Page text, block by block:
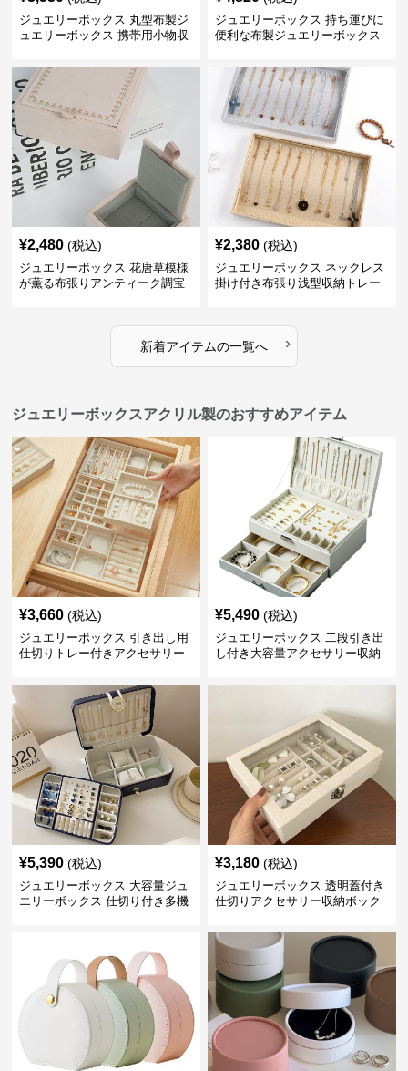
ジュエリーボックス 丸型布製ジ
ュエリーボックス 携帯用小物収
ジュエリーボックス 持ち運びに
便利な布製ジュエリーボックス
¥2,480 (税込)
ジュエリーボックス 花唐草模様
が薫る布張りアンティーク調宝
¥2,380 (税込)
ジュエリーボックス ネックレス
掛け付き布張り浅型収納トレー
新着アイテムの一覧へ ›
ジュエリーボックスアクリル製のおすすめアイテム
¥3,660 (税込)
ジュエリーボックス 引き出し用
仕切りトレー付きアクセサリー
¥5,490 (税込)
ジュエリーボックス 二段引き出
し付き大容量アクセサリー収納
¥5,390 (税込)
ジュエリーボックス 大容量ジュ
エリーボックス 仕切り付き多機
¥3,180 (税込)
ジュエリーボックス 透明蓋付き
仕切りアクセサリー収納ボック